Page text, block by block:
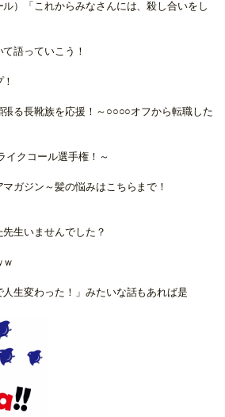
）「これからみなさんには、殺し合いをし
語っていこう！
張る長靴族を応援！～○○○○オフから転職した
イクコール選手権！～
ガジン～髪の悩みはこちらまで！
生いませんでした？
ｗ
生変わった！」みたいな話もあれば是